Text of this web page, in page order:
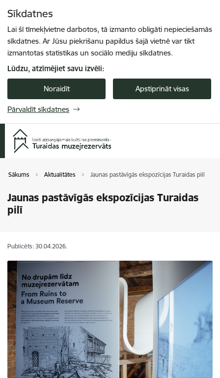
Sīkdatnes
Lai šī tīmekļvietne darbotos, tā izmanto obligāti nepieciešamās
sīkdatnes. Ar Jūsu piekrišanu papildus šajā vietnē var tikt
izmantotas statistikas un sociālo mediju sīkdatnes.
Lūdzu, atzīmējiet savu izvēli:
Noraidīt Apstiprināt visas
Pārvaldīt sīkdatnes
Sākums Aktualitātes Jaunas pastāvīgās ekspozīcijas Turaidas pilī
Jaunas pastāvīgās ekspozīcijas Turaidas
pilī
Publicēts: 30.04.2026.